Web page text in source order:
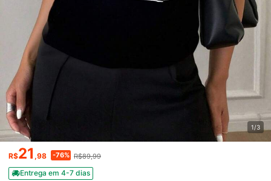
1/3
R$21 ,98 -76% R$89,99
Entrega em 4-7 dias